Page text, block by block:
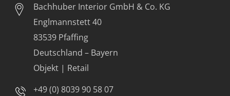
Bachhuber Interior GmbH & Co. KG
Englmannstett 40
83539 Pfaffing
Deutschland – Bayern
Objekt | Retail
+49 (0) 8039 90 58 07